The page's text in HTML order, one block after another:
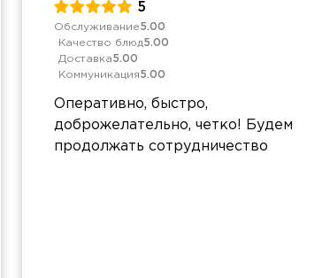
5
Обслуживание5.00
Качество блюд5.00
Доставка5.00
Коммуникация5.00
Оперативно, быстро,
доброжелательно, четко! Будем
продолжать сотрудничество